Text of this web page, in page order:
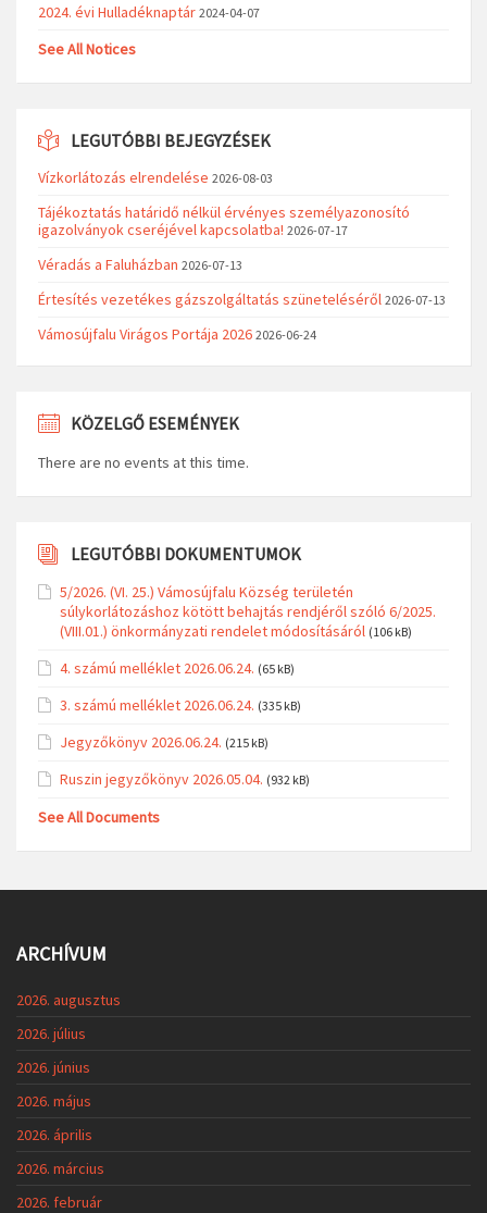
2024. évi Hulladéknaptár 2024-04-07
See All Notices
LEGUTÓBBI BEJEGYZÉSEK
Vízkorlátozás elrendelése 2026-08-03
Tájékoztatás határidő nélkül érvényes személyazonosító
igazolványok cseréjével kapcsolatba! 2026-07-17
Véradás a Faluházban 2026-07-13
Értesítés vezetékes gázszolgáltatás szüneteléséről 2026-07-13
Vámosújfalu Virágos Portája 2026 2026-06-24
KÖZELGŐ ESEMÉNYEK
There are no events at this time.
LEGUTÓBBI DOKUMENTUMOK
5/2026. (VI. 25.) Vámosújfalu Község területén
súlykorlátozáshoz kötött behajtás rendjéről szóló 6/2025.
(VIII.01.) önkormányzati rendelet módosításáról (106 kB)
4. számú melléklet 2026.06.24. (65 kB)
3. számú melléklet 2026.06.24. (335 kB)
Jegyzőkönyv 2026.06.24. (215 kB)
Ruszin jegyzőkönyv 2026.05.04. (932 kB)
See All Documents
ARCHÍVUM
2026. augusztus
2026. július
2026. június
2026. május
2026. április
2026. március
2026. február